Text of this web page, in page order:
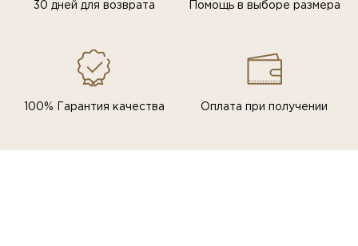
30 дней для возврата Помощь в выборе размера
100% Гарантия качества Оплата при получении